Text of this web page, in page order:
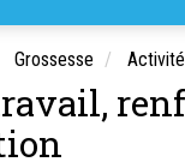
Grossesse